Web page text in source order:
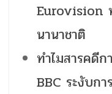
Eurovision
นานาชาติ
ทำไมสารคดี
BBC ระงับก